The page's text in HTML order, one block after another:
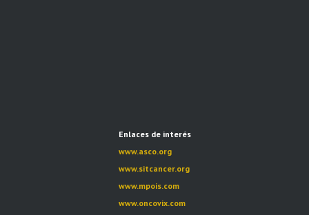
Enlaces de interés
www.asco.org
www.sitcancer.org
www.mpois.com
www.oncovix.com